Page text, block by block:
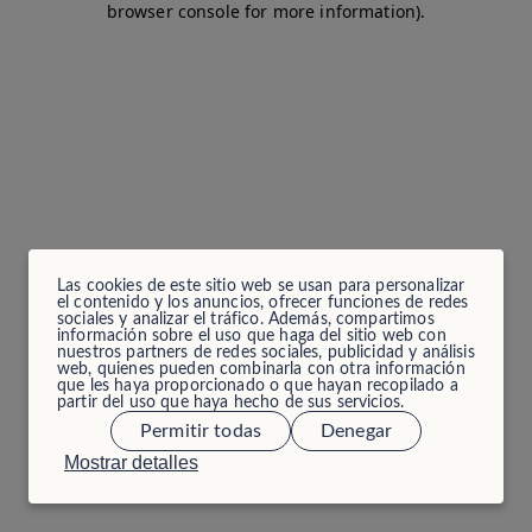
Las cookies de este sitio web se usan para personalizar
el contenido y los anuncios, ofrecer funciones de redes
sociales y analizar el tráfico. Además, compartimos
información sobre el uso que haga del sitio web con
nuestros partners de redes sociales, publicidad y análisis
web, quienes pueden combinarla con otra información
que les haya proporcionado o que hayan recopilado a
partir del uso que haya hecho de sus servicios.
Mostrar detalles
Permitir todas Denegar
browser console for more information).